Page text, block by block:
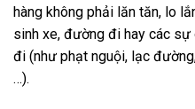
hàng không phải lăn tăn, lo
sinh xe, đường đi hay các
đi (như phạt nguội, lạc
…).